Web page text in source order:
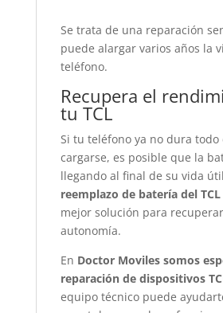
Se trata de una reparación
puede alargar varios años la
teléfono.
Recupera el
tu TCL
Si tu teléfono ya no dura todo
cargarse, es posible que la
llegando al final de su vida
reemplazo de batería del TCL
mejor solución para
autonomía.
En Doctor Moviles somos
reparación de dispositivos
equipo técnico puede